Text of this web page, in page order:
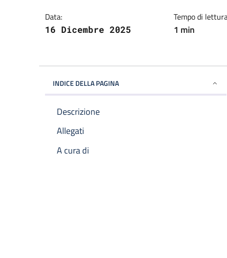
Data:
16 Dicembre 2025
Tempo di
1 min
INDICE DELLA PAGINA
Descrizione
Allegati
A cura di